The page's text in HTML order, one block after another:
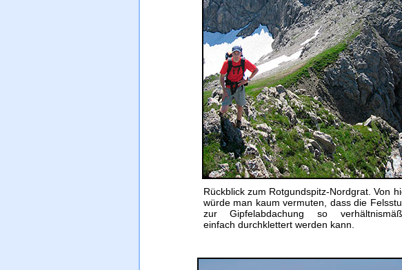
Rückblick zum Rotgundspitz-Nordgrat. Von
würde man kaum vermuten, dass die
zur Gipfelabdachung so
einfach durchklettert werden kann.